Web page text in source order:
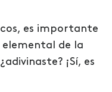
es importante
de la
¡Sí, es